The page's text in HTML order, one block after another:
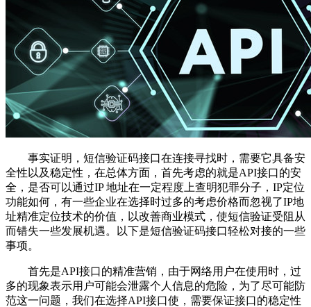
事实证明，短信验证码接口在连接寻找时，需要它具备安
全性以及稳定性，在总体方面，首先考虑的就是API接口的安
全，是否可以通过IP 地址在一定程度上查明犯罪分子，IP定位
功能如何，有一些企业在选择时过多的考虑价格而忽视了IP地
址精准定位技术的价值，以改善商业模式，使短信验证受阻从
而错失一些发展机遇。以下是短信验证码接口轻松对接的一些
事项。
首先是API接口的精准营销，由于网络用户在使用时，过
多的现象表示用户可能会泄露个人信息的危险，为了尽可能防
范这一问题，我们在选择API接口使，需要保证接口的稳定性